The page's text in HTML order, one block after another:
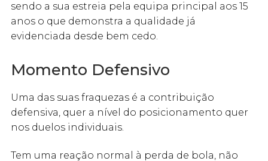
sendo a sua estreia pela equipa principal aos 15
anos o que demonstra a qualidade já
evidenciada desde bem cedo.
Momento Defensivo
Uma das suas fraquezas é a contribuição
defensiva, quer a nível do posicionamento quer
nos duelos individuais.
Tem uma reação normal à perda de bola, não